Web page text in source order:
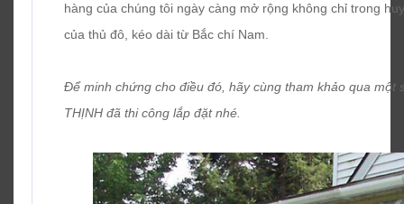
hàng của chúng tôi ngày càng mở rộng không chỉ trong
của thủ đô, kéo dài từ Bắc chí Nam.
Để minh chứng cho điều đó, hãy cùng tham khảo qua một
THỊNH đã thi công lắp đặt nhé.